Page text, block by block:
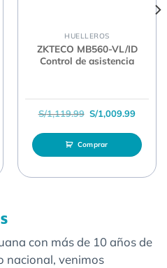
era: S/2,429.99.
actual es: S/2,369.99.
HUELLEROS
ZKTECO MB560-VL/ID
Control de asistencia
S/1,119.99 El precio original
S/1,009.99El
Comprar
con más de 10 años de
nacional, venimos